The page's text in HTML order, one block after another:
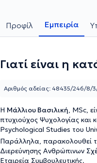
Προφίλ Εμπειρία
Γιατί είναι η
Η Μάλλιου Βασιλική, MSc,
πτυχιούχος Ψυχολογίας
Psychological Studies του
Παράλληλα, παρακολουθεί
Διερεύνησης Ανθρώπινων
Εταιρεία Συμβουλευτικής.
Αριθμός αδείας: 48435/246/8/